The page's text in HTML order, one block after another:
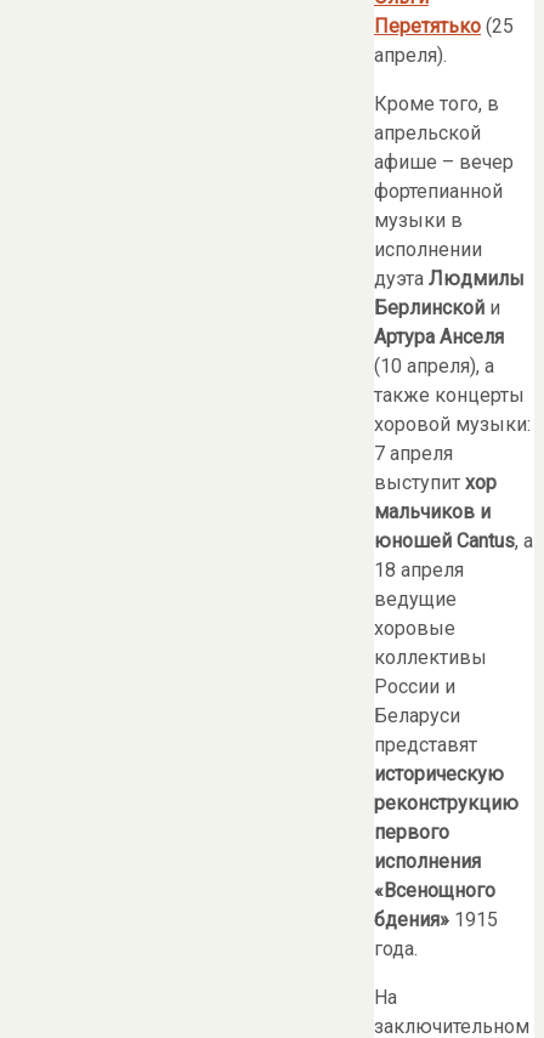
Перетятько (25
апреля).
Кроме того, в
апрельской
афише – вечер
фортепианной
музыки в
исполнении
дуэта Людмилы
Берлинской и
Артура Анселя
(10 апреля), а
также концерты
хоровой музыки:
7 апреля
выступит хор
мальчиков и
юношей Cantus, а
18 апреля
ведущие
хоровые
коллективы
России и
Беларуси
представят
историческую
реконструкцию
первого
исполнения
«Всенощного
бдения» 1915
года.
На
заключительном